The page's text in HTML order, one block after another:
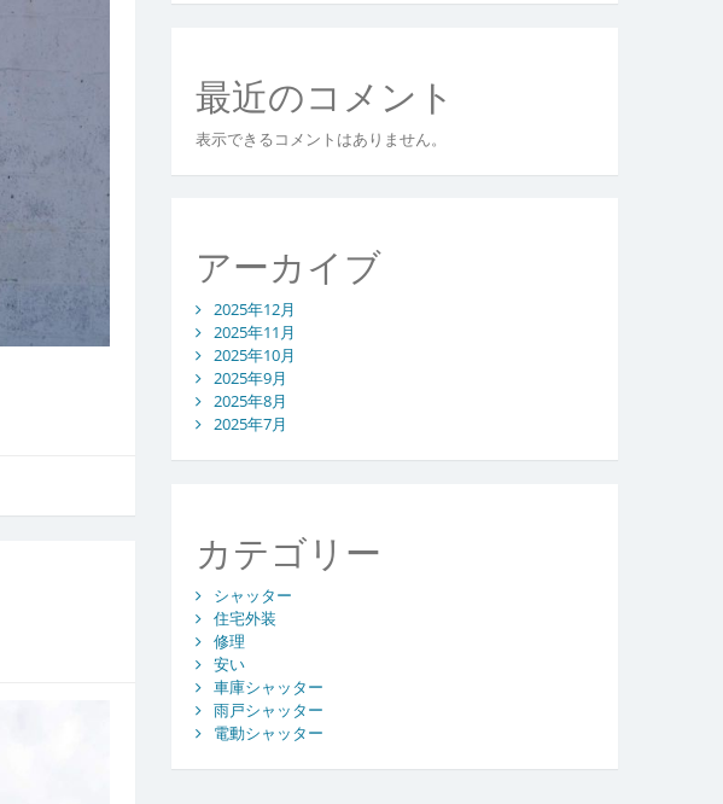
最近のコメント
表示できるコメントはありません。
アーカイブ
2025年12月
2025年11月
2025年10月
2025年9月
2025年8月
2025年7月
カテゴリー
シャッター
住宅外装
修理
安い
車庫シャッター
雨戸シャッター
電動シャッター